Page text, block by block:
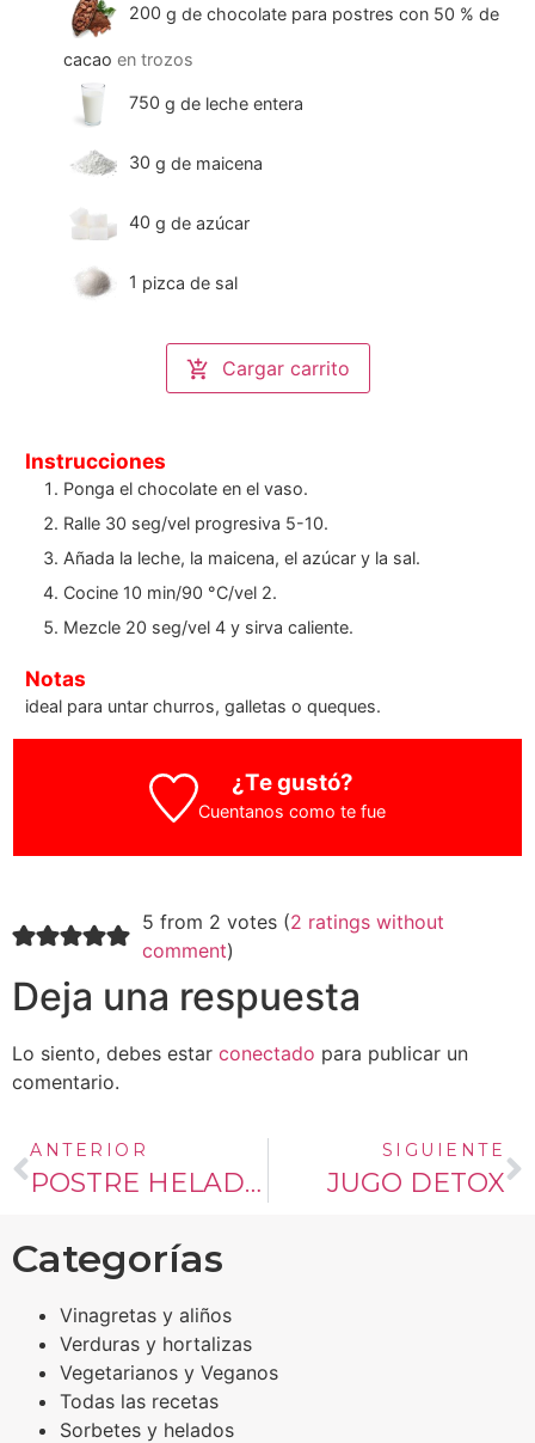
200 g de chocolate para postres con 50 % de
cacao en trozos
750 g de leche entera
30 g de maicena
40 g de azúcar
1 pizca de sal
Cargar carrito
Instrucciones
Ponga el chocolate en el vaso.
Ralle 30 seg/vel progresiva 5-10.
Añada la leche, la maicena, el azúcar y la sal.
Cocine 10 min/90 °C/vel 2.
Mezcle 20 seg/vel 4 y sirva caliente.
Notas
ideal para untar churros, galletas o queques.
¿Te gustó?
Cuentanos como te fue
5 from 2 votes (2 ratings without
comment)
Deja una respuesta
Lo siento, debes estar conectado para publicar un
comentario.
ANTERIOR
POSTRE HELADO DE NARANJA
SIGUIENTE
JUGO DETOX
Categorías
Vinagretas y aliños
Verduras y hortalizas
Vegetarianos y Veganos
Todas las recetas
Sorbetes y helados